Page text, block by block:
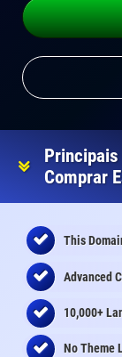
Principais
Comprar
This
Advanced
10,000+
No Theme